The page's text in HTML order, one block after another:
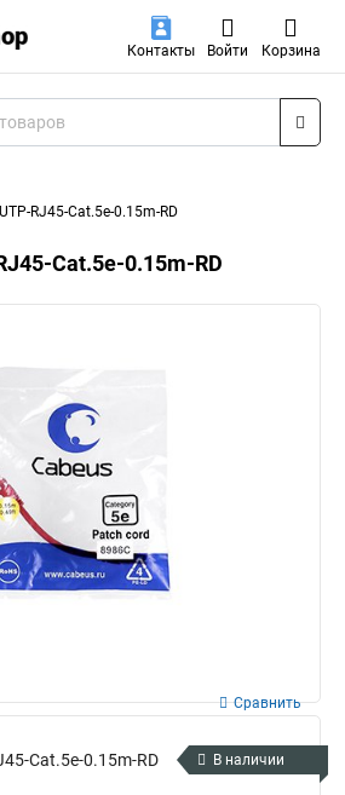
Контакты Войти Корзина
RJ45-Cat.5e-0.15m-RD
Cat.5e-0.15m-RD
Cat.5e-0.15m-RD
Сравнить
В наличии